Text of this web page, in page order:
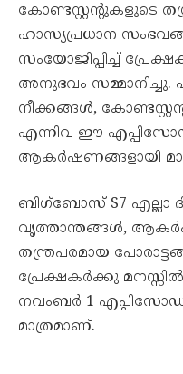
കോണ്ടസ്റ്റന്റുകളുടെ
ഹാസ്യപ്രധാന
സംയോജിപ്പിച്ച്
അനുഭവം
നീക്കങ്ങൾ,
എന്നിവ ഈ
ആകർഷണങ്ങളായി
ബിഗ്‌ബോസ് S7 എല്ലാ
വൃത്താന്തങ്ങൾ,
തന്ത്രപരമായ
പ്രേക്ഷകർക്കു
നവംബർ 1
മാത്രമാണ്.